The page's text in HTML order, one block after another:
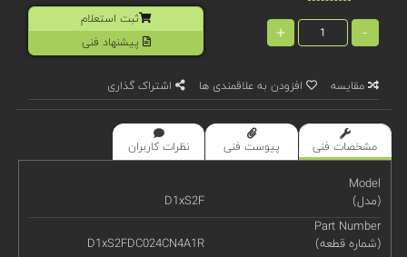
-
+
ثبت استعلام
پیشنهاد فنی
مقایسه افزودن به علاقمندی ها اشتراک گذاری
مشخصات فنی پیوست فنی نظرات کاربران
Model
(مدل)
D1xS2F
Part Number
(شماره قطعه)
D1xS2FDC024CN4A1R